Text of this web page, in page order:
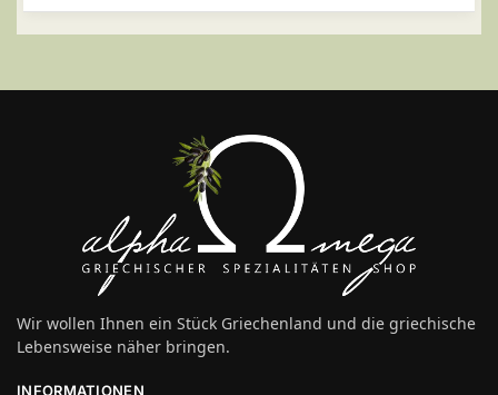
Wir wollen Ihnen ein Stück Griechenland und die griechische
Lebensweise näher bringen.
INFORMATIONEN